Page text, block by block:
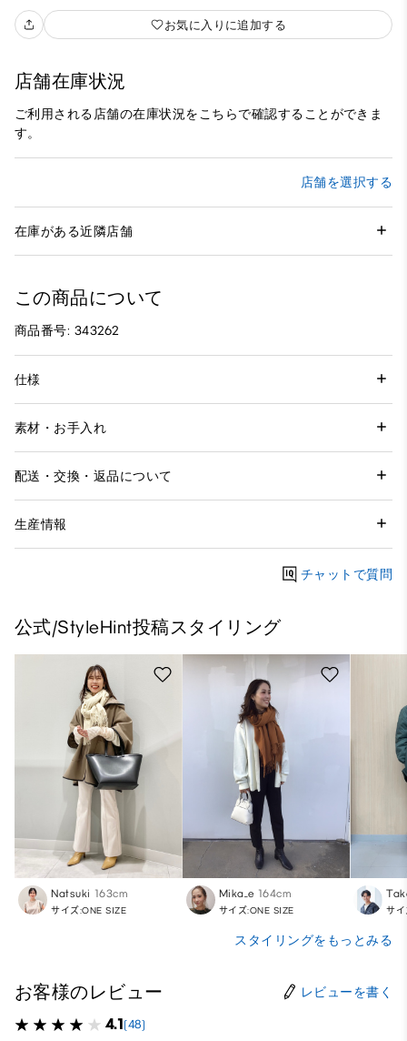
お気に入りに追加する
店舗在庫状況
ご利用される店舗の在庫状況をこちらで確認することができま
す。
店舗を選択する
在庫がある近隣店舗
この商品について
商品番号: 343262
仕様
素材・お手入れ
配送・交換・返品について
生産情報
チャットで質問
公式/StyleHint投稿スタイリング
Natsuki 163cm
サイズ:ONE SIZE
Mika_e 164cm
サイズ:ONE SIZE サ
スタイリングをもっとみる
お客様のレビュー レビューを書く
4.1(48)